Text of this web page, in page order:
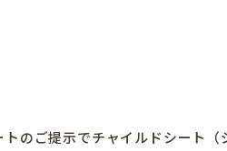
トのご提示でチャイルドシート（